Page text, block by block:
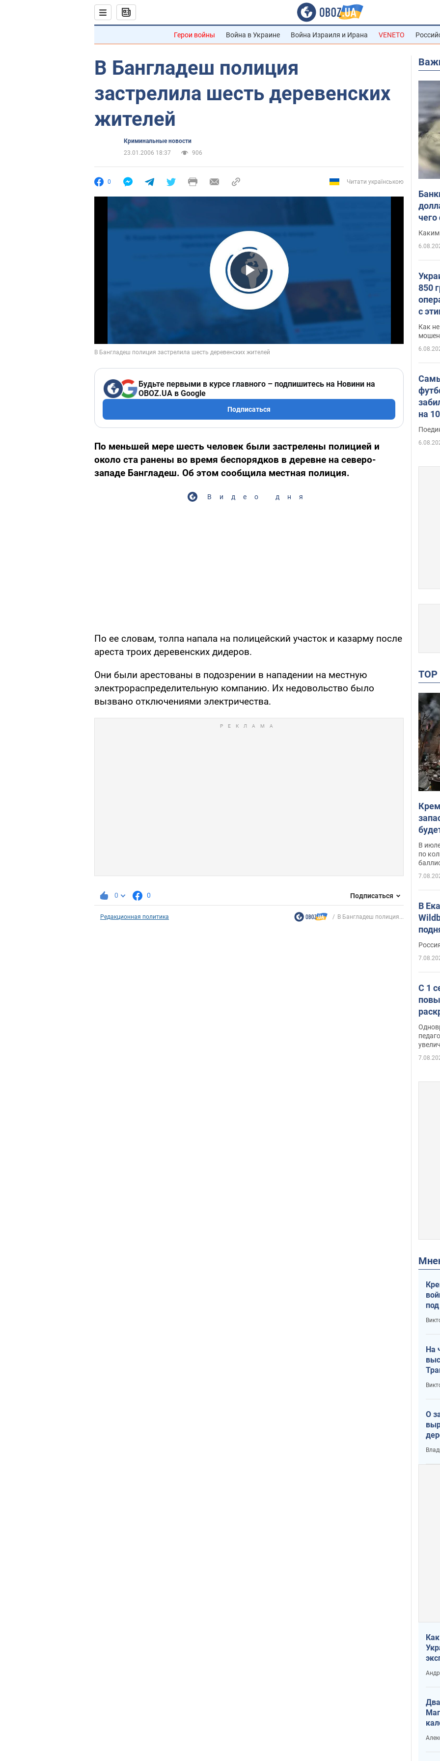
Герои войны Война в Украине Война Израиля и Ирана VENETO
В Бангладеш полиция
застрелила шесть деревенских
жителей
Криминальные новости
23.01.2006 18:37
906
0 Читати українською
Play Video
Будьте первыми в курсе главного – подпишитесь на Новини на
OBOZ.UA в Google
Подписаться
По меньшей мере шесть человек были застрелены полицией и
около ста ранены во время беспорядков в деревне на северо-
западе Бангладеш. Об этом сообщила местная полиция.
Видео дня
По ее словам, толпа напала на полицейский участок и казарму после
ареста троих деревенских дидеров.
Они были арестованы в подозрении в нападении на местную
электрораспределительную компанию. Их недовольство было
вызвано отключениями электричества.
0 0 Подписаться
Редакционная политика В Бангладеш полиция...
Каким
850
с
Как
на
В
по
В
С 1
На
О
что